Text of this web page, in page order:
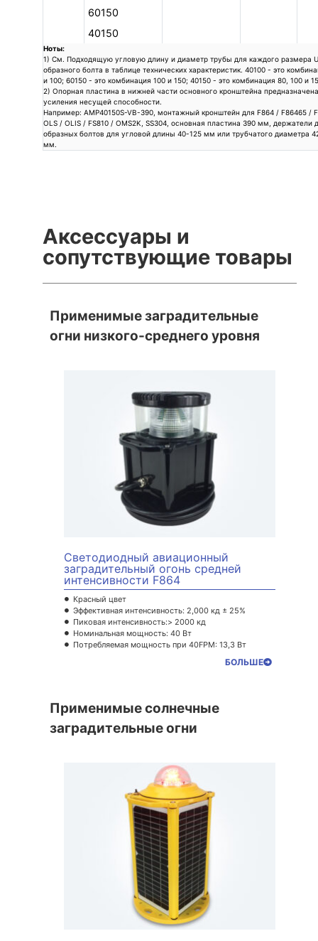
60150
40150
Ноты:
1) См. Подходящую угловую длину и диаметр трубы для каждого размера
образного болта в таблице технических характеристик. 40100 - это
и 100; 60150 - это комбинация 100 и 150; 40150 - это комбинация 80, 100 и
2) Опорная пластина в нижней части основного кронштейна
усиления несущей способности.
Например: AMP40150S-VB-390, монтажный кронштейн для F864 / F86465 /
OLS / OLIS / FS810 / OMS2K, SS304, основная пластина 390 мм, держатели
образных болтов для угловой длины 40-125 мм или трубчатого диаметра
мм.
Аксессуары и
сопутствующие товары
Применимые заградительные
огни низкого-среднего уровня
Светодиодный авиационный
заградительный огонь средней
интенсивности F864
Красный цвет
Эффективная интенсивность: 2,000 кд ± 25%
Пиковая интенсивность:> 2000 кд
Номинальная мощность: 40 Вт
Потребляемая мощность при 40FPM: 13,3 Вт
БОЛЬШЕ
Применимые солнечные
заградительные огни